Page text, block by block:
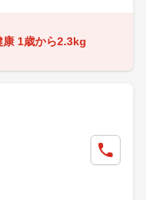
康 1歳から2.3kg